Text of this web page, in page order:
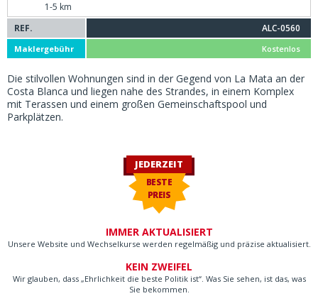
1-5 km
REF.
ALC-0560
Maklergebühr Kostenlos
Die stilvollen Wohnungen sind in der Gegend von La Mata an der
Costa Blanca und liegen nahe des Strandes, in einem Komplex
mit Terassen und einem großen Gemeinschaftspool und
Parkplätzen.
JEDERZEIT
BESTE
PREIS
IMMER AKTUALISIERT
Unsere Website und Wechselkurse werden regelmäßig und präzise aktualisiert.
KEIN ZWEIFEL
Wir glauben, dass „Ehrlichkeit die beste Politik ist“. Was Sie sehen, ist das, was
Sie bekommen.